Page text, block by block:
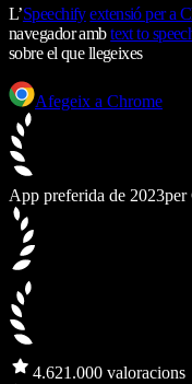
L’Speechify extensió per a
navegador ambtext to
sobre el que llegeixes
Afegeix a Chrome
App preferida de 2023per
4.621.000 valoracions